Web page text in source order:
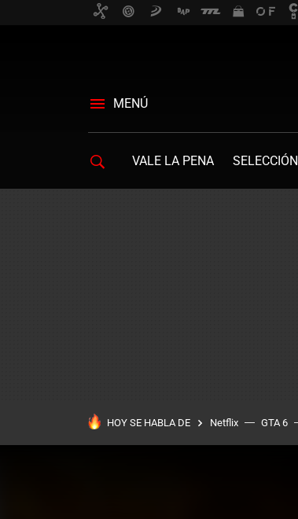
MENÚ
VALE LA PENA SELECCIÓN
HOY SE HABLA DE Netflix GTA 6